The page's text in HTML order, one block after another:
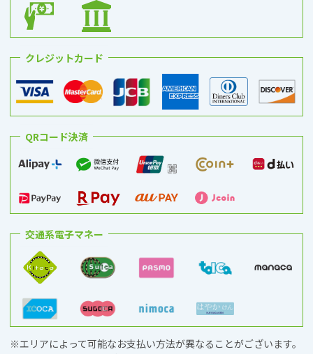
クレジットカード
QRコード決済
交通系電子マネー
※エリアによって可能なお支払い方法が異なることがございます。